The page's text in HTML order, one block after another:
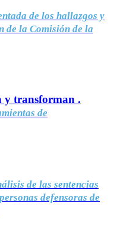
de los hallazgos y
de la Comisión de la
y transforman .
de
de las sentencias
defensoras de